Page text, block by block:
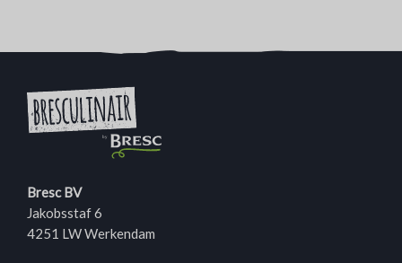
Bresc BV
Jakobsstaf 6
4251 LW Werkendam